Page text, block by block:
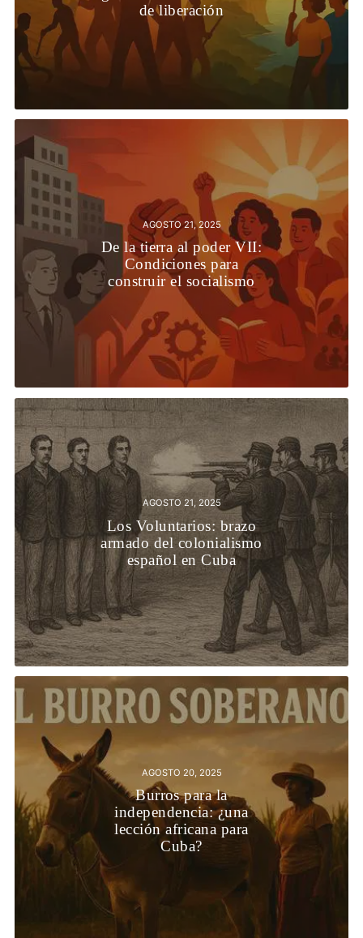
de liberación
AGOSTO 21, 2025
De la tierra al poder VII:
Condiciones para
construir el socialismo
AGOSTO 21, 2025
Los Voluntarios: brazo
armado del colonialismo
español en Cuba
AGOSTO 20, 2025
Burros para la
independencia: ¿una
lección africana para
Cuba?